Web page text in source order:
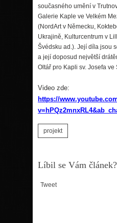
současného umění v
Galerie Kaple ve Velkém
(NordArt v Německu,
Ukrajině, Kulturcentrum v
Švédsku ad.). Její díla jsou
a její doposud největší
Oltář pro Kapli sv. Josefa
Video zde:
https://
projekt
Líbil se Vám
Tweet